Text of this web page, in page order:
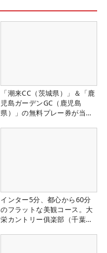
「潮来CC（茨城県）」＆「鹿
児島ガーデンGC（鹿児島
県）」の無料プレー券が当た
インター5分、都心から60分
のフラットな美観コース。大
栄カントリー俱楽部（千葉